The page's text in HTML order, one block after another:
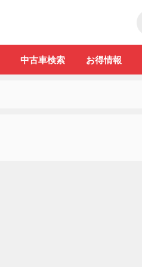
中古車検索 お得情報